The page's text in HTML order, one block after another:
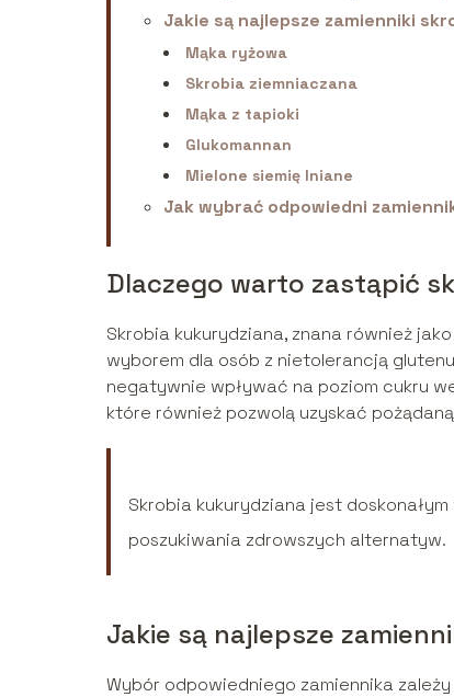
Jakie są najlepsze zamienniki
Mąka ryżowa
Skrobia ziemniaczana
Mąka z tapioki
Glukomannan
Mielone siemię lniane
Jak wybrać odpowiedni
Dlaczego warto zastąpić
Skrobia kukurydziana, znana również
wyborem dla osób z nietolerancją
negatywnie wpływać na poziom cukru
które również pozwolą uzyskać
Skrobia kukurydziana jest
poszukiwania zdrowszych alternatyw.
Jakie są najlepsze
Wybór odpowiedniego zamiennika